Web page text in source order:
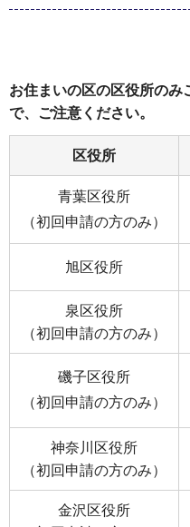
お住まいの区の区役所のみ
で、ご注意ください。
区役所
青葉区役所
（初回申請の方のみ）
旭区役所
泉区役所
（初回申請の方のみ）
磯子区役所
（初回申請の方のみ）
神奈川区役所
（初回申請の方のみ）
金沢区役所